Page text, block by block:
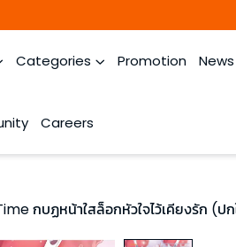
Categories Promotion
Careers
กบฏหน้าใสล็อกหัวใจไว้เคียงรัก (ป